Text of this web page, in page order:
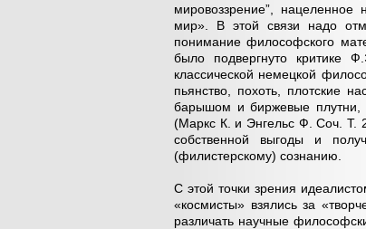
мировоззрение”,
мир». В этой связи надо
понимание философского
было подвергнуто критике
классической немецкой
пьянство, похоть, плотские
барышом и биржевые плутни,
(Маркс К. и Энгельс Ф. Соч. Т.
собственной выгоды и
(филистерскому) сознанию.
С этой точки зрения
«космисты» взялись за
различать научные